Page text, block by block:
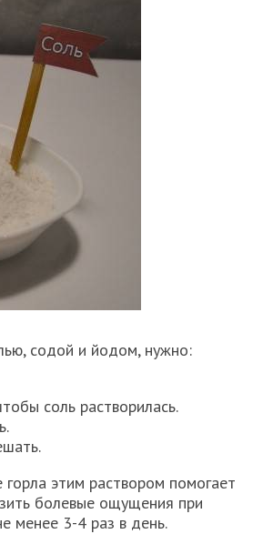
содой и йодом, нужно:
соль растворилась.
этим раствором помогает
болевые ощущения при
менее 3-4 раз в день.